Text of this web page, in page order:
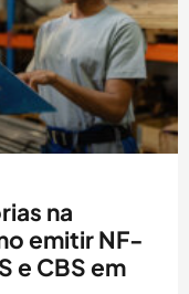
na
emitir NF-
e CBS em